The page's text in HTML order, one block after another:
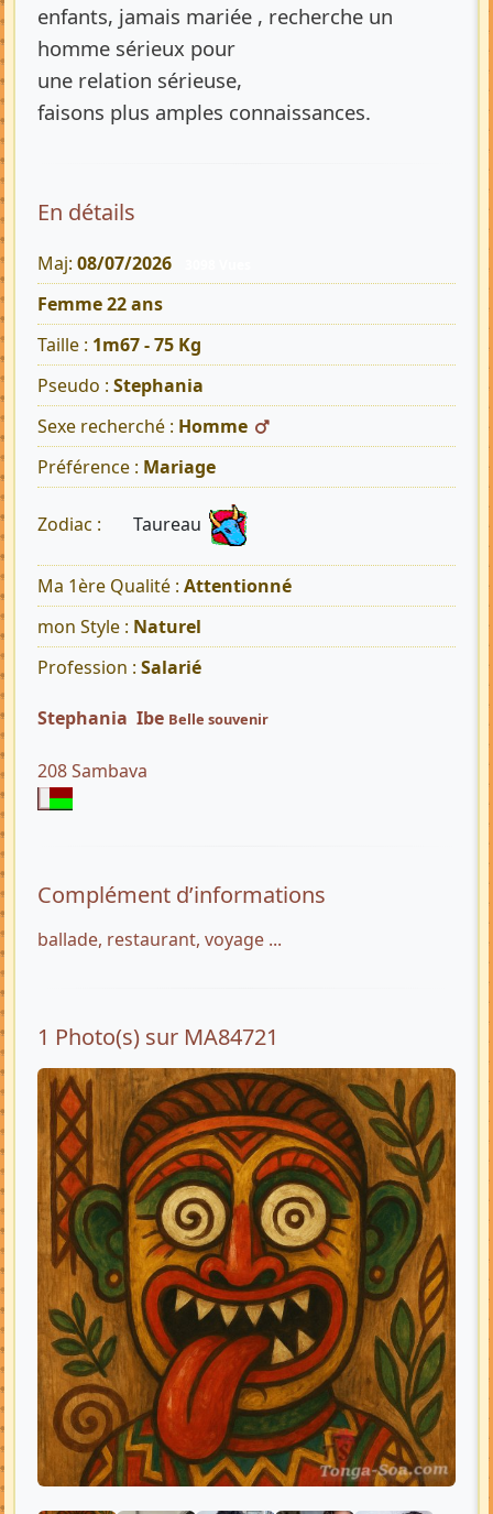
enfants, jamais mariée , recherche un
homme sérieux pour
une relation sérieuse,
faisons plus amples connaissances.
En détails
Maj: 08/07/2026
Femme 22 ans
Taille : 1m67 - 75 Kg
Pseudo : Stephania
Sexe recherché : Homme
Préférence : Mariage
Zodiac : Taureau
Ma 1ère Qualité : Attentionné
mon Style : Naturel
Profession : Salarié
Stephania Ibe Belle souvenir
208 Sambava
Complément d’informations
ballade, restaurant, voyage ...
1 Photo(s) sur MA84721